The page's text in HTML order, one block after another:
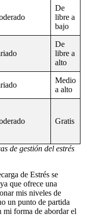
De
libre a
bajo
De
libre a
alto
Medio
a alto
Gratis
de gestión del estrés
de Estrés se
que ofrece una
mis niveles de
un punto de partida
mi forma de abordar el